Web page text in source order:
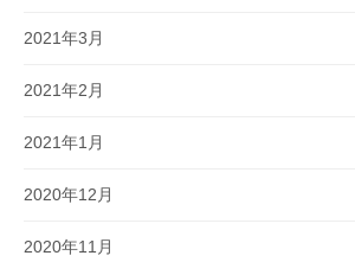
2021年3月
2021年2月
2021年1月
2020年12月
2020年11月